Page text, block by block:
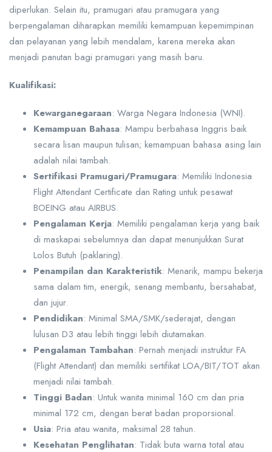
diperlukan. Selain itu, pramugari atau pramugara yang
berpengalaman diharapkan memiliki kemampuan kepemimpinan
dan pelayanan yang lebih mendalam, karena mereka akan
menjadi panutan bagi pramugari yang masih baru.
Kualifikasi:
Kewarganegaraan: Warga Negara Indonesia (WNI).
Kemampuan Bahasa: Mampu berbahasa Inggris baik
secara lisan maupun tulisan; kemampuan bahasa asing lain
adalah nilai tambah.
Sertifikasi Pramugari/Pramugara: Memiliki Indonesia
Flight Attendant Certificate dan Rating untuk pesawat
BOEING atau AIRBUS.
Pengalaman Kerja: Memiliki pengalaman kerja yang baik
di maskapai sebelumnya dan dapat menunjukkan Surat
Lolos Butuh (paklaring).
Penampilan dan Karakteristik: Menarik, mampu bekerja
sama dalam tim, energik, senang membantu, bersahabat,
dan jujur.
Pendidikan: Minimal SMA/SMK/sederajat, dengan
lulusan D3 atau lebih tinggi lebih diutamakan.
Pengalaman Tambahan: Pernah menjadi instruktur FA
(Flight Attendant) dan memiliki sertifikat LOA/BIT/TOT akan
menjadi nilai tambah.
Tinggi Badan: Untuk wanita minimal 160 cm dan pria
minimal 172 cm, dengan berat badan proporsional.
Usia: Pria atau wanita, maksimal 28 tahun.
Kesehatan Penglihatan: Tidak buta warna total atau